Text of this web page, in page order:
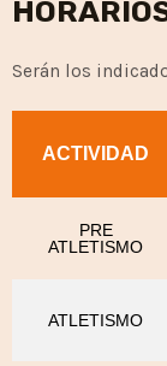
Serán los
ACTIVIDAD
PRE
ATLETISMO
ATLETISMO